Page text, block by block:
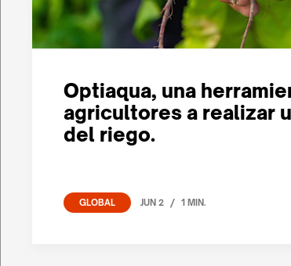
Optiaqua, una
agricultores a realizar
del riego.
GLOBAL JUN 2 / 1 MIN.